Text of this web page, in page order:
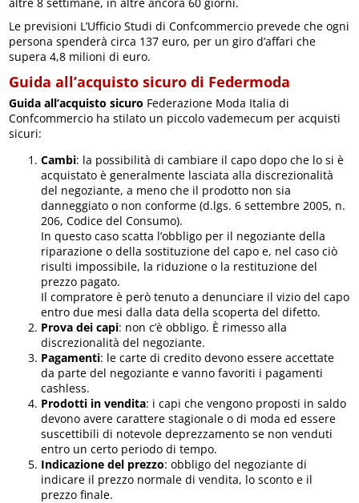
Le previsioni L’Ufficio Studi di Confcommercio prevede che ogni
persona spenderà circa 137 euro, per un giro d’affari che
supera 4,8 milioni di euro.
Guida all’acquisto sicuro di Federmoda
Guida all’acquisto sicuro Federazione Moda Italia di
Confcommercio ha stilato un piccolo vademecum per acquisti
sicuri:
Cambi: la possibilità di cambiare il capo dopo che lo si è
acquistato è generalmente lasciata alla discrezionalità
del negoziante, a meno che il prodotto non sia
danneggiato o non conforme (d.lgs. 6 settembre 2005, n.
206, Codice del Consumo).
In questo caso scatta l’obbligo per il negoziante della
riparazione o della sostituzione del capo e, nel caso ciò
risulti impossibile, la riduzione o la restituzione del
prezzo pagato.
Il compratore è però tenuto a denunciare il vizio del capo
entro due mesi dalla data della scoperta del difetto.
Prova dei capi: non c’è obbligo. È rimesso alla
discrezionalità del negoziante.
Pagamenti: le carte di credito devono essere accettate
da parte del negoziante e vanno favoriti i pagamenti
cashless.
Prodotti in vendita: i capi che vengono proposti in saldo
devono avere carattere stagionale o di moda ed essere
suscettibili di notevole deprezzamento se non venduti
entro un certo periodo di tempo.
Indicazione del prezzo: obbligo del negoziante di
indicare il prezzo normale di vendita, lo sconto e il
prezzo finale.